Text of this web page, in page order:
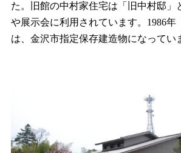
た。旧館の中村家住宅は「旧中村邸」
や展示会に利用されています。1986年
は、金沢市指定保存建造物になってい